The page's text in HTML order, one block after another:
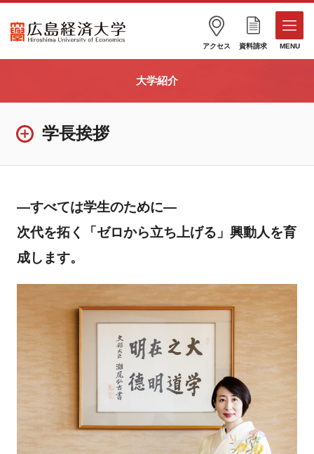
アクセス 資料請求 MENU
大学紹介
学長挨拶
—すべては学生のために—
次代を拓く「ゼロから立ち上げる」興動人を育
成します。